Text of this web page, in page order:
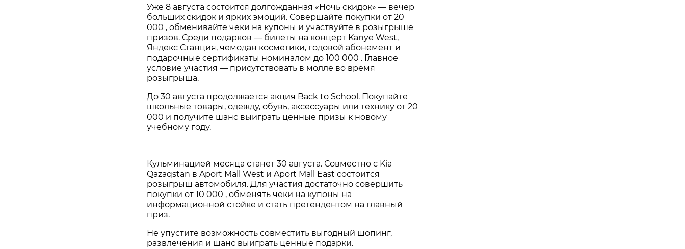
Уже 8 августа состоится долгожданная «Ночь скидок» — вечер
больших скидок и ярких эмоций. Совершайте покупки от 20
000 , обменивайте чеки на купоны и участвуйте в розыгрыше
призов. Среди подарков — билеты на концерт Kanye West,
Яндекс Станция, чемодан косметики, годовой абонемент и
подарочные сертификаты номиналом до 100 000 . Главное
условие участия — присутствовать в молле во время
розыгрыша.
До 30 августа продолжается акция Back to School. Покупайте
школьные товары, одежду, обувь, аксессуары или технику от 20
000 и получите шанс выиграть ценные призы к новому
учебному году.
Кульминацией месяца станет 30 августа. Совместно с Kia
Qazaqstan в Aport Mall West и Aport Mall East состоится
розыгрыш автомобиля. Для участия достаточно совершить
покупки от 10 000 , обменять чеки на купоны на
информационной стойке и стать претендентом на главный
приз.
Не упустите возможность совместить выгодный шопинг,
развлечения и шанс выиграть ценные подарки.